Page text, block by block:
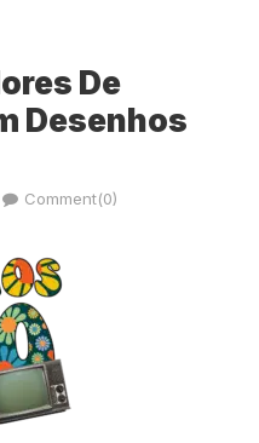
De
Desenhos
Comment(0)